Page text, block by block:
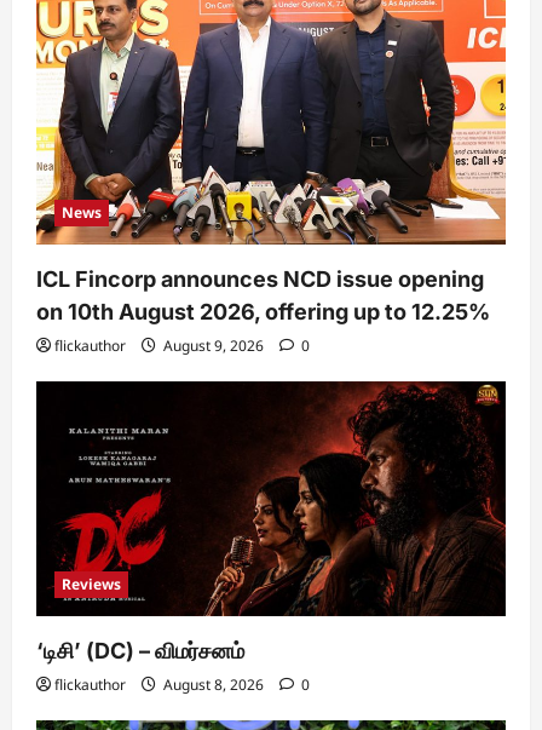
News
ICL Fincorp announces NCD issue opening
on 10th August 2026, offering up to 12.25%
flickauthor August 9, 2026 0
Reviews
‘டிசி’ (DC) – விமர்சனம்
flickauthor August 8, 2026 0